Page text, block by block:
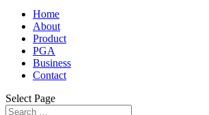
Home
About
Product
PGA
Business
Contact
Select Page